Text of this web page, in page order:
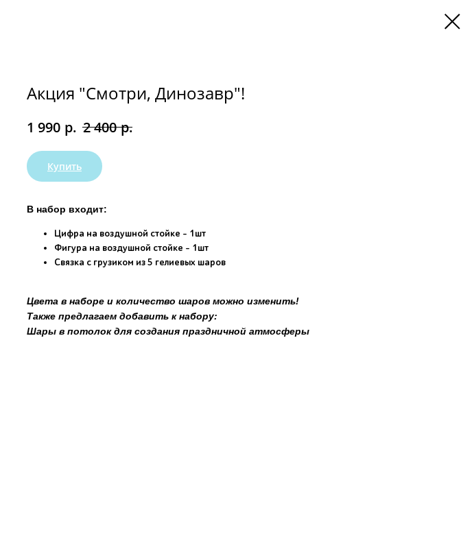
Акция "Смотри, Динозавр"!
1 990 р. 2 400 р.
Купить
В набор входит:
Цифра на воздушной стойке - 1шт
Фигура на воздушной стойке - 1шт
Связка с грузиком из 5 гелиевых шаров
Цвета в наборе и количество шаров можно изменить!
Также предлагаем добавить к набору:
Шары в потолок для создания праздничной атмосферы